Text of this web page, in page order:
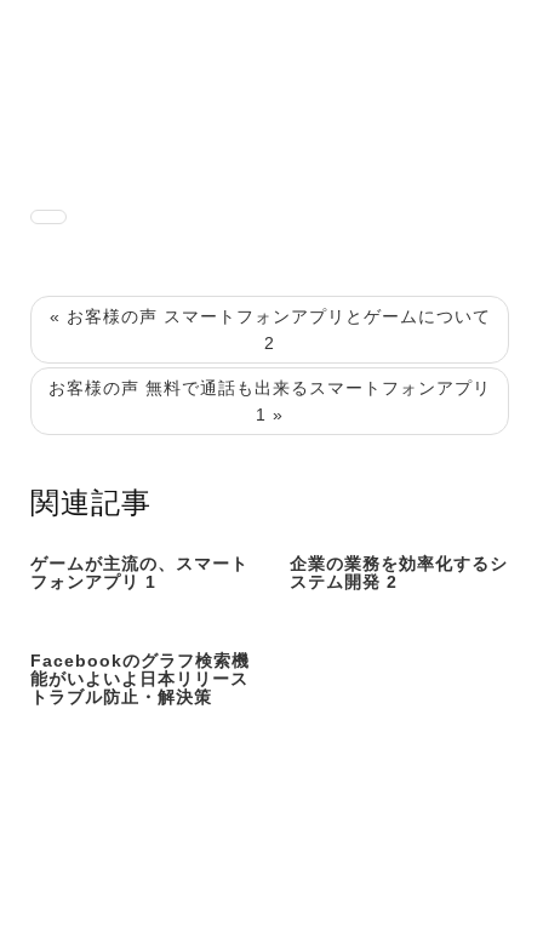
« お客様の声 スマートフォンアプリとゲームについて
2
お客様の声 無料で通話も出来るスマートフォンアプリ
1 »
関連記事
ゲームが主流の、スマート
フォンアプリ 1
企業の業務を効率化するシ
ステム開発 2
Facebookのグラフ検索機
能がいよいよ日本リリース
トラブル防止・解決策